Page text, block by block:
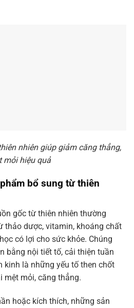
nhiên giúp giảm căng thẳng,
mỏi hiệu quả
bổ sung từ thiên
gốc từ thiên nhiên thường
thảo dược, vitamin, khoáng chất
có lợi cho sức khỏe. Chúng
bằng nội tiết tố, cải thiện tuần
kinh là những yếu tố then chốt
mệt mỏi, căng thẳng.
hoặc kích thích, những sản